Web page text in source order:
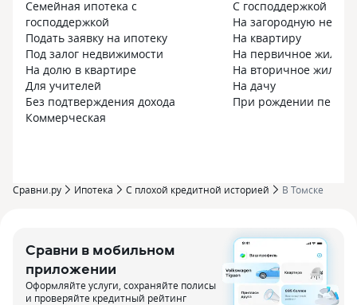
Семейная ипотека с
господдержкой
Подать заявку на ипотеку
Под залог недвижимости
На долю в квартире
Для учителей
Без подтверждения дохода
Коммерческая
С господдержкой
На загородную
На квартиру
На первичное жилье
На вторичное жилье
На дачу
При рождении
Сравни.ру Ипотека С плохой кредитной историей В Томске
Сравни в мобильном
приложении
Оформляйте услуги, сохраняйте полисы
и проверяйте кредитный рейтинг